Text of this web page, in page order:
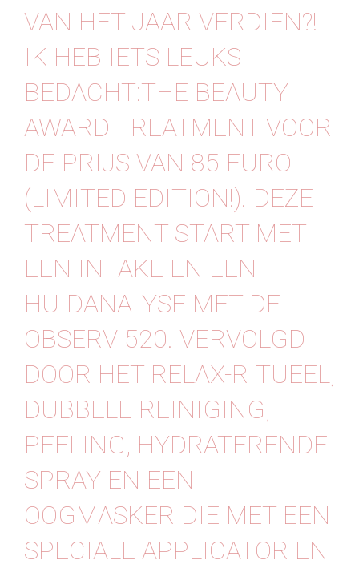
VAN HET JAAR VERDIEN?!
IK HEB IETS LEUKS
BEDACHT:THE BEAUTY
AWARD TREATMENT VOOR
DE PRIJS VAN 85 EURO
(LIMITED EDITION!). DEZE
TREATMENT START MET
EEN INTAKE EN EEN
HUIDANALYSE MET DE
OBSERV 520. VERVOLGD
DOOR HET RELAX-RITUEEL,
DUBBELE REINIGING,
PEELING, HYDRATERENDE
SPRAY EN EEN
OOGMASKER DIE MET EEN
SPECIALE APPLICATOR EN